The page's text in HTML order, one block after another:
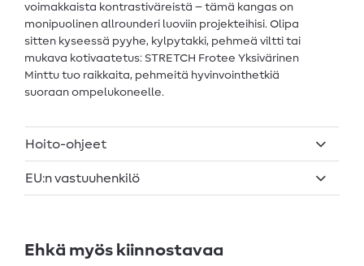
voimakkaista kontrastiväreistä – tämä kangas on
monipuolinen allrounderi luoviin projekteihisi. Olipa
sitten kyseessä pyyhe, kylpytakki, pehmeä viltti tai
mukava kotivaatetus: STRETCH Frotee Yksivärinen
Minttu tuo raikkaita, pehmeitä hyvinvointhetkiä
suoraan ompelukoneelle.
Hoito-ohjeet
EU:n vastuuhenkilö
Ehkä myös kiinnostavaa